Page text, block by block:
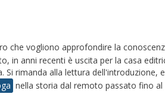
che vogliono approfondire la
in anni recenti è uscita per la casa
Si rimanda alla lettura
nella storia dal remoto passato fino al